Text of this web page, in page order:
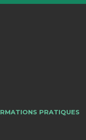
PRATIQUES